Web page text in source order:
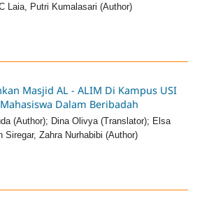
Laia, Putri Kumalasari (Author)
Masjid AL - ALIM Di Kampus USI
Dalam Beribadah
(Author); Dina Olivya (Translator); Elsa
Siregar, Zahra Nurhabibi (Author)